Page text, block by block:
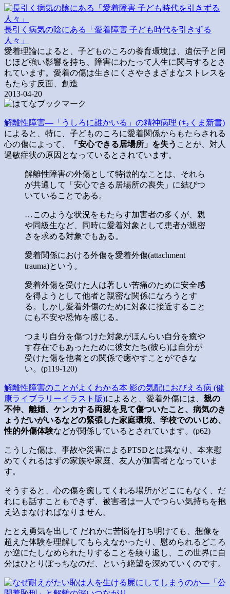
長引く病気の陰にある「愛着障害 子ども時代を引きずる
人々」
愛着理論によると、子どものころの養育環境は、遺伝子と同
じほど強い影響を持ち、障害にわたって人生に関与するとさ
れています。愛着の傷は生きにくさやさまざまなストレスを
もたらす反面、創造
2013-04-20
解離性障害―「うしろに誰かいる」の精神病理 (ちくま新書)
によると、特に、子どものころに愛着関係からもたらされる
心の傷によって、
「安心できる居場所」を失う ことが、対人
過敏症状の原因となっているとされています。
解離性障害の外傷として特徴的なことは、それら
が共通して「安心できる居場所の喪失」に結びつ
いていることである。
…このような状況をもたらす加害者の多くが、親
や同級生など、同時に愛着対象として患者が親密
さを求める対象でもある。
愛着関係における外傷を愛着外傷(attachment
trauma)という。
愛着外傷を受けた人は著しい苦痛のために安全感
を得ようとして他者と親密な関係になろうとす
る。しかし愛着外傷のために対象に接近すること
にも不安や恐怖を感じる。
つまり自分を傷つけた対象がほんらい自分を癒や
す存在でもあったために彼女たち(彼ら)は自分が
受けた傷を他者との関係で癒やすことができな
い。(p119-120)
解離性障害のことがよくわかる本 影の気配におびえる病 (健
康ライブラリーイラスト版)によると、愛着外傷には、 親の
不仲、離婚、ケンカする両親を見て傷ついたこと、病気のき
ょうだいがいるなどの緊張した家庭環境、学校でのいじめ、
性的外傷体験などが関係しているとされています。(p62)
こうした傷は、事故や災害によるPTSDとは異なり、本来慰
めてくれるはずの家族や家庭、友人が加害者となっていま
す。
そうすると、心の傷を癒してくれる場所がどこにもなく、だ
れにも話すこともできず、被害者は一人でつらい気持ちを抱
え込まなければなりません。
たとえ勇気を出して だれかに苦悩を打ち明けても、想像を
超えた体験を理解してもらえなかったり、慰められるどころ
か逆にたしなめられたりすることを繰り返し、この世界に自
分はひとりぼっちなのだ、という絶望を深めていくのです。